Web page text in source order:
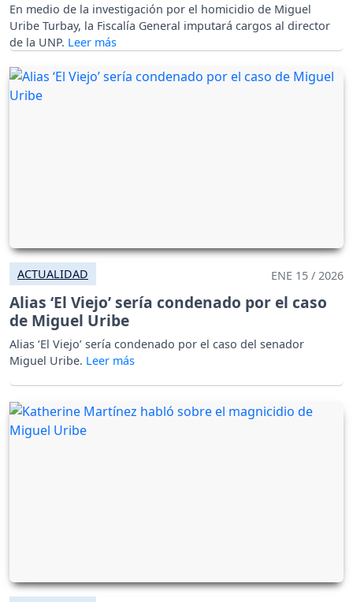
En medio de la investigación por el homicidio de Miguel
Uribe Turbay, la Fiscalía General imputará cargos al director
de la UNP.
ACTUALIDAD ENE 15 / 2026
Alias ‘El Viejo’ sería condenado por el caso
de Miguel Uribe
Alias ‘El Viejo’ sería condenado por el caso del senador
Miguel Uribe.